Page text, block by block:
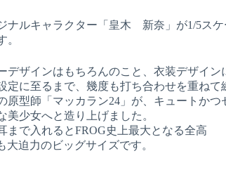
ナルキャラクター「皇木 新奈」が1/5スケ
。
デザインはもちろんのこと、衣装デザイン
定に至るまで、幾度も打ち合わせを重ねて
原型師「マッカラン24」が、キュートかつ
美少女へと造り上げました。
まで入れるとFROG史上最大となる全高
大迫力のビッグサイズです。